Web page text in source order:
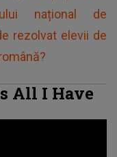
național de
rezolvat elevii de
All I Have